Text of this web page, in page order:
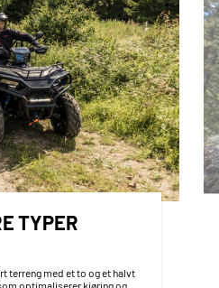
TYPER
terreng med et to og et halvt
optimaliserer kjøring og